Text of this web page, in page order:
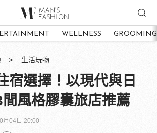
WELLNESS GROOMING
生活玩物
宿選擇！以現代與日
風格膠囊旅店推薦
月04日 20:00